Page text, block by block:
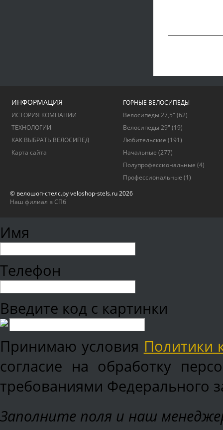
ИНФОРМАЦИЯ
ИСТОРИЯ КОМПАНИИ
ТЕХНОЛОГИИ
КАК ВЫБРАТЬ ВЕЛОСИПЕД
Карта сайта
ГОРНЫЕ ВЕЛОСИПЕДЫ
Велосипеды 27,5" (62)
Велосипеды 29" (19)
Любительские (191)
Начальные (277)
Полупрофессиональные (4)
Профессиональные (1)
© велошоп-стелс.ру veloshop-stels.ru 2026
Наш филиал в СПб
Имя
Телефон
Введите код с картинки
Принимаю условия Политики
согласие на обработку
требованиями Федерального
Заполните поля и наш